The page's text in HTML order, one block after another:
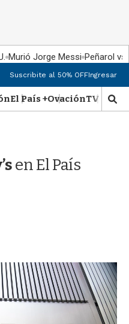
Murió Jorge Messi Peñarol
Suscribite al 50% OFFIngresar
El País +OvaciónTV Show
M
o
d
a
en El País